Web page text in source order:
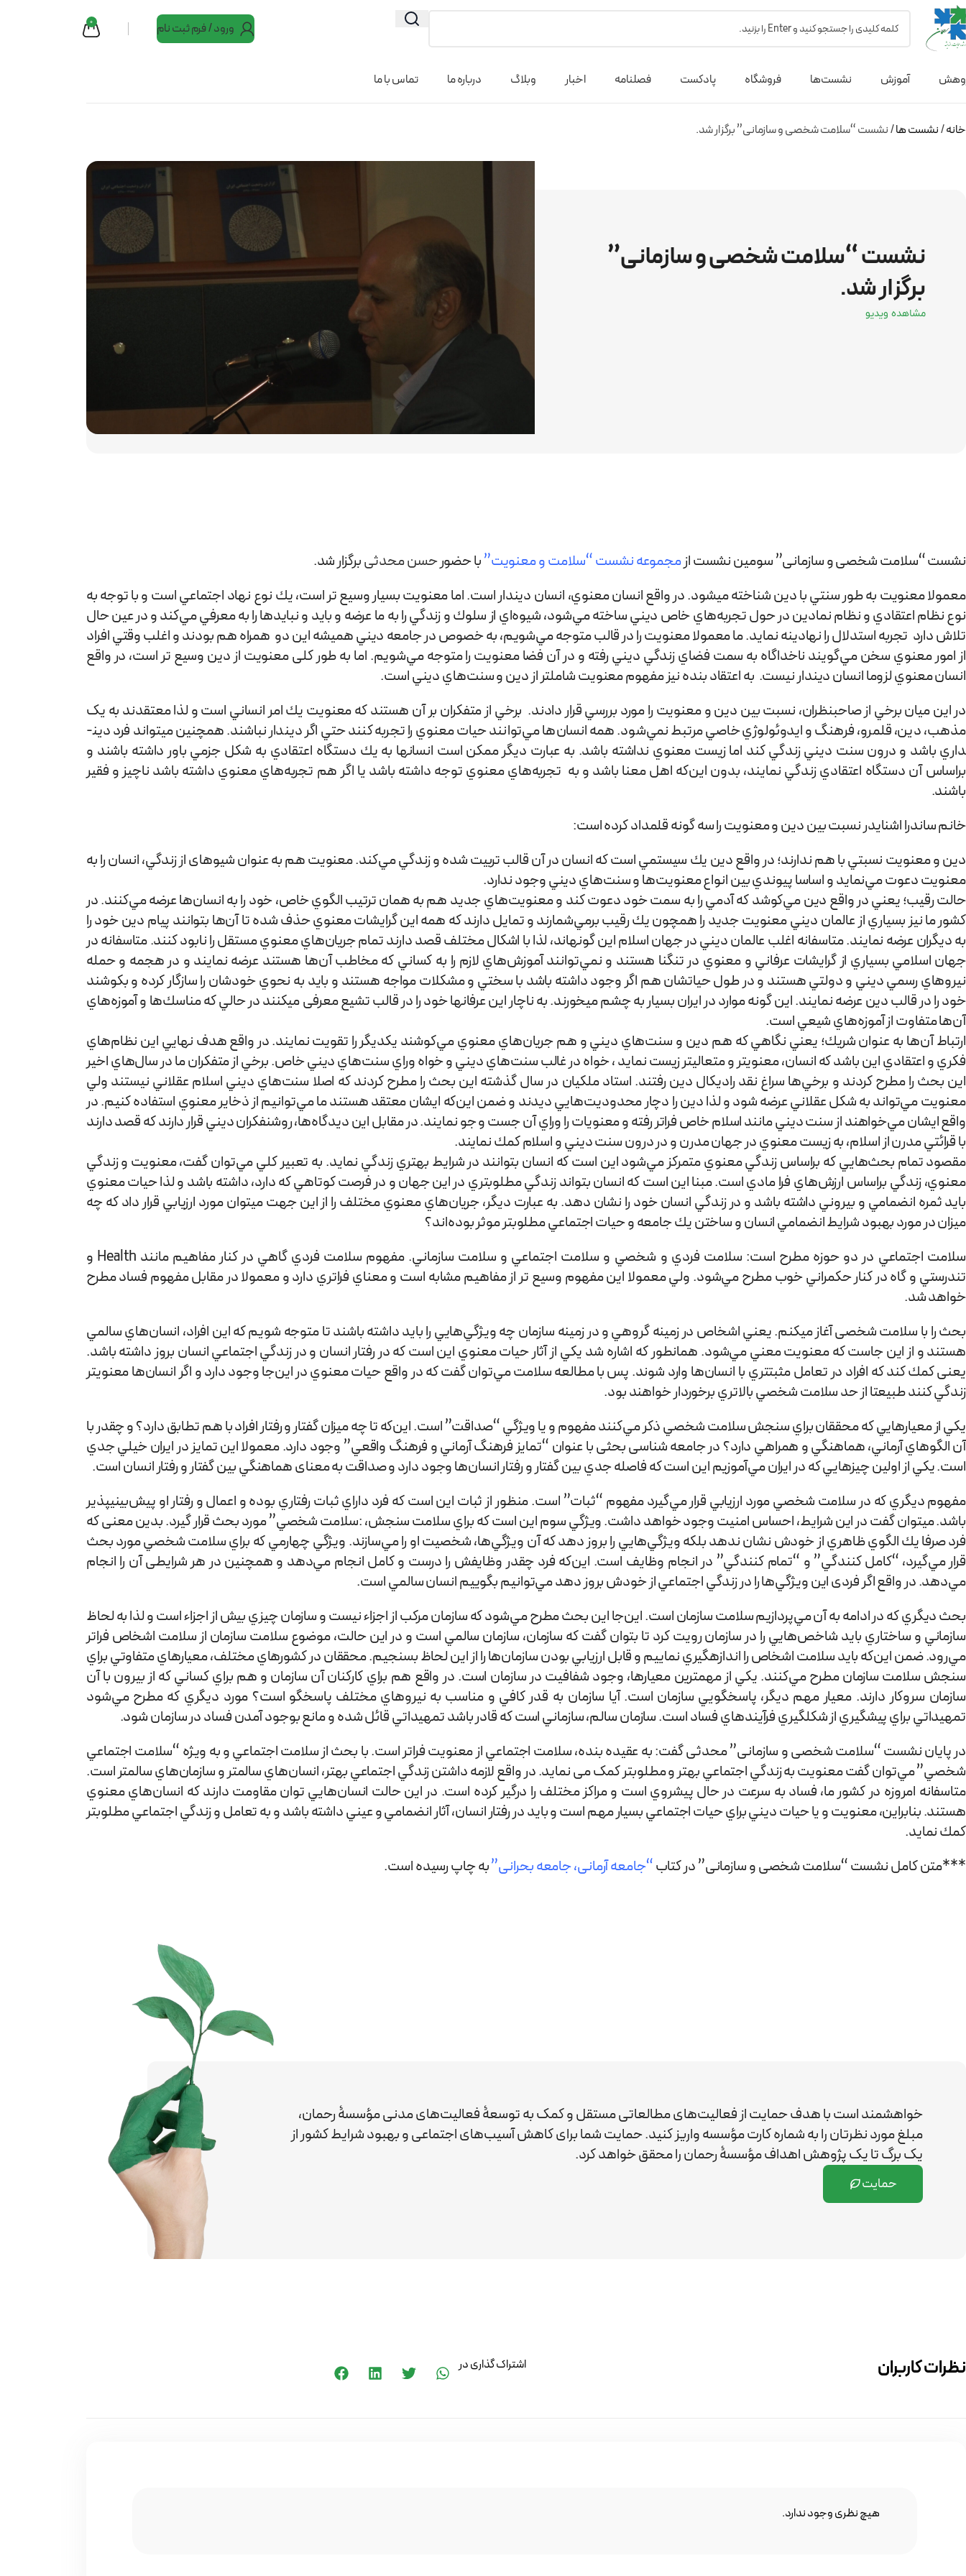
ورود / فرم ثبت نام 0
آموزش نشست‌ها فروشگاه پادکست فصلنامه اخبار وبلاگ درباره ما تماس با ما
خانه نشست ها نشست “سلامت شخصی و سازمانی” برگزار شد.
نشست “سلامت شخصی و سازمانی”
برگزار شد.
مشاهده ویدیو
نشست “سلامت شخصی و سازمانی” سومین نشست ازمجموعه نشست “سلامت و معنویت”با حضورحسن محدثیبرگزار شد.
معمولا معنويت به طور سنتي با دين شناخته می­شود. در واقع انسان معنوي، انسان دين­دار است. اما معنويت بسيار وسيع تر است، يك نوع نهاد اجتماعي است و با توجه به
نوع نظام اعتقادي و نظام نمادين در حول تجربه‌هاي خاص ديني ساخته مي‌شود، شيوه‌اي از سلوك و زندگي را به ما عرضه و بايد و نبايدها را به معرفي مي‌كند و در عين حال
تلاش دارد تجربه استدلال را نهادينه نماید. ما معمولا معنويت را در قالب متوجه مي‌شويم، به خصوص در جامعه ديني هميشه اين دو همراه هم بودند و اغلب وقتي افراد
از امور معنوي سخن مي‌گويند ناخداگاه به سمت فضاي زندگي ديني رفته و در آن فضا معنويت را متوجه مي‌شويم. اما به طور کلی معنویت از دین وسیع تر است، در واقع
انسان معنوي لزوما انسان دين­دار نيست. به اعتقاد بنده نیز مفهوم معنويت شامل­تر از دين و سنت‌هاي ديني است.
در این میان برخي از صاحب­نظران، نسبت بين دين و معنويت را مورد بررسي قرار دادند. برخي از متفكران بر آن هستند كه معنويت يك امر انساني است و لذا معتقدند به یک
مذهب، دين، قلمرو، فرهنگ و ايدوئولوژي خاصي مرتبط نمي‌شود. همه انسان‌ها مي‌توانند حيات معنوي را تجربه كنند حتي اگر دين­دار نباشند. همچنین می­تواند فرد دين­
داري باشد و درون سنت ديني زندگي كند اما زيست معنوي نداشته باشد. به عبارت ديگر ممكن است انسان­ها به يك دستگاه اعتقادي به شكل جزمي باور داشته باشند و
براساس آن دستگاه اعتقادي زندگي نمایند، بدون اين‌كه اهل معنا باشد و به تجربه‌هاي معنوي توجه داشته باشد يا اگر هم تجربه‌هاي معنوي داشته باشد ناچيز و فقير
باشند.
خانم ساندرا اشنايدر نسبت بين دين و معنويت را سه گونه قلمداد كرده است:
دين و معنويت نسبتي با هم ندارند؛ در واقع دين يك سيستمي است كه انسان در آن قالب تربیت شده و زندگي مي‌كند. معنويت هم به عنوان شيوه­ای از زندگي، انسان را به
معنويت دعوت مي‌نماید و اساسا پيوندي بين انواع معنويت‌ها و سنت‌هاي ديني وجود ندارد.
حالت رقيب؛ يعني در واقع دين مي‌كوشد كه آدمي را به سمت خود دعوت ‌كند و معنويت‌هاي جديد هم به همان ترتيب الگوي خاص، خود را به انسان‌ها عرضه مي‌كنند. در
كشور ما نیز بسياري از عالمان ديني معنويت جديد را همچون يك رقيب برمي‌شمارند و تمايل دارند كه همه اين گرايشات معنوي حذف شده تا آن‌ها بتوانند پيام دين خود را
به ديگران عرضه نمایند. متاسفانه اغلب عالمان ديني در جهان اسلام اين گونه­اند، لذا با اشكال مختلف قصد دارند تمام جريان‌هاي معنوي مستقل را نابود كنند. متاسفانه در
جهان اسلامي بسياري از گرايشات عرفاني و معنوي در تنگنا هستند و نمي‌توانند آموزش‌هاي لازم را به كساني كه مخاطب آن‌ها هستند عرضه نمایند و در هجمه و حمله
نيروهاي رسمي ديني و دولتي هستند و در طول حياتشان هم اگر وجود داشته باشد با سختي و مشكلات مواجه هستند و بايد به نحوي خودشان را سازگار کرده و بكوشند
خود را در قالب دين عرضه نمایند. این گونه موارد در ایران بسیار به چشم می­خورند. به ناچار این عرفان­ها خود را در قالب تشیع معرفی می­کنند در حالي كه مناسك‌ها و آموزه‌هاي
آن‌ها متفاوت از آموزه‌هاي شيعي است.
ارتباط آن‌ها به عنوان شريك؛ يعني نگاهي که هم دين و سنت‌هاي ديني و هم جريان‌هاي معنوي مي‌كوشند یکدیگر را تقويت ‌نمایند. در واقع هدف نهايي این نظام‌هاي
فكري و اعتقادي اين باشد كه انسان، معنوي­تر و متعالي­تر زيست نماید ، خواه در غالب سنت‌هاي ديني و خواه وراي سنت‌هاي ديني خاص. برخي از متفكران ما در سال‌هاي اخير
اين بحث را مطرح كردند و برخي‌ها سراغ نقد راديكال دين رفتند. استاد ملكيان در سال گذشته اين بحث را مطرح كردند كه اصلا سنت‌هاي ديني اسلام عقلاني نيستند ولي
معنويت مي‌تواند به شكل عقلاني عرضه شود و لذا دين را دچار محدوديت‌هايي ديدند و ضمن اين‌كه ايشان معتقد هستند ما مي‌توانيم از ذخاير معنوي استفاده كنيم. در
واقع ایشان مي‌خواهند از سنت ديني مانند اسلام خاص فراتر رفته و معنويات را وراي آن جست و جو نمایند. در مقابل اين ديدگاه‌ها، روشنفكران ديني قرار دارند كه قصد دارند
با قرائتي مدرن از اسلام، به زيست معنوي در جهان مدرن و در درون سنت ديني و اسلام كمك نمایند.
مقصود تمام بحث‌هايي كه براساس زندگي معنوي متمركز مي‌شود اين است كه انسان بتوانند در شرايط بهتري زندگي نماید. به تعبير كلي مي‌توان گفت، معنويت و زندگي
معنوي، زندگي براساس ارزش‌هاي فرا مادي است. مبنا اين است كه انسان بتواند زندگي مطلوب­تري در اين جهان و در فرصت كوتاهي كه دارد، داشته باشد و لذا حيات معنوي
بايد ثمره انضمامي و بيروني داشته باشد و در زندگي انسان خود را نشان دهد. به عبارت ديگر، جريان‌هاي معنوي مختلف را از اين جهت می­توان مورد ارزيابي قرار داد كه چه
میزان در مورد بهبود شرايط انضمامي انسان و ساختن يك جامعه و حيات اجتماعي مطلوب­تر موثر بود‌ه‌­اند؟
سلامت اجتماعي در دو حوزه مطرح است: سلامت فردي و شخصي و سلامت اجتماعي و سلامت سازماني. مفهوم سلامت فردي گاهي در كنار مفاهيم مانند Health و
تندرستي و گاه در كنار حكمراني خوب مطرح مي‌شود. ولي معمولا اين مفهوم وسيع تر از مفاهيم مشابه است و معناي فراتري دارد و معمولا در مقابل مفهوم فساد مطرح
خواهد شد.
بحث را با سلامت شخصی آغاز می­کنم. يعني اشخاص در زمينه گروهي و در زمينه سازمان چه ويژگي‌هايي را بايد داشته باشند تا متوجه شويم كه اين‌ افراد، انسان‌هاي سالمي
هستند و از این جاست که معنويت معني مي‌شود. همانطور که اشاره شد يكي از آثار حيات معنوي اين است كه در رفتار انسان و در زندگي اجتماعي انسان بروز داشته باشد.
يعنی كمك كند كه افراد در تعامل مثبت­تري با انسان‌ها وارد شوند. پس با مطالعه سلامت مي‌توان گفت كه در واقع حيات معنوي در اين‌جا وجود دارد و اگر انسان‌ها معنوي­تر
زندگي كنند طبيعتا از حد سلامت شخصي بالاتري برخوردار خواهند بود.
يكي از معيارهايي كه محققان براي سنجش سلامت شخصي ذكر مي‌كنند مفهوم و يا ويژگي “صداقت” است. اين‌كه تا چه میزان گفتار و رفتار افراد با هم تطابق دارد؟ و چقدر با
آن الگوهاي آرماني، هماهنگي و همراهي دارد؟ در جامعه شناسی بحثی با عنوان “تمايز فرهنگ آرماني و فرهنگ واقعي” وجود دارد. معمولا اين تمايز در ايران خيلي جدي
است. يكي از اولين چيزهايي كه در ايران مي‌آموزيم اين است كه فاصله جدي بين گفتار و رفتار انسان‌ها وجود دارد و صداقت به معنای هماهنگي بين گفتار و رفتار انسان است.
مفهوم ديگري كه در سلامت شخصي مورد ارزيابي قرار مي‌گيرد مفهوم “ثبات” است. منظور از ثبات این است که فرد داراي ثبات رفتاري بوده و اعمال و رفتار او پيش‌بيني­پذير
باشد. می­توان گفت در این شرایط، احساس امنیت وجود خواهد داشت. ويژگي سوم اين است كه براي سلامت سنجش، :سلامت شخصي” مورد بحث قرار ‌گيرد. بدین معنی که
فرد صرفا يك الگوي ظاهري از خودش نشان ندهد بلكه ويژگي‌هايي را بروز دهد كه آن ويژگي‌ها، شخصيت او را مي‌سازند. ويژگي چهارمي كه براي سلامت شخصي مورد بحث
قرار مي‌گيرد، “كامل كنندگي” و “تمام كنندگي” در انجام وظایف است. اين‌كه فرد چقدر وظایفش را درست و كامل انجام مي‌دهد و همچنین در هر شرايطی آن را انجام
مي‌دهد. در واقع اگر فردی اين ويژگي‌ها را در زندگي اجتماعي از خودش بروز دهد مي‌توانيم بگوييم انسان سالمي است.
بحث ديگري كه در ادامه به آن مي‌پردازیم سلامت سازمان است. اين‌جا اين بحث مطرح مي‌شود كه سازمان مركب از اجزاء نيست و سازمان چيزي بيش از اجزاء است و لذا به لحاظ
سازماني و ساختاري بايد شاخص‌هايي را در سازمان رویت کرد تا بتوان گفت كه سازمان، سازمان سالمي است و در این حالت، موضوع سلامت سازمان از سلامت اشخاص فراتر
مي‌رود. ضمن اين‌كه بايد سلامت اشخاص را اندازه­گيري نماییم و قابل ارزيابي بودن سازمان‌ها را از این لحاظ بسنجيم. محققان در كشورهاي مختلف، معيارهاي متفاوتي براي
سنجش سلامت سازمان مطرح مي‌كنند. یکي از مهم­ترين معيارها، وجود شفافيت در سازمان است. در واقع هم براي كاركنان آن سازمان و هم براي كساني كه از بيرون با آن
سازمان سروكار دارند. معیار مهم دیگر، پاسخگويي سازمان است. آيا سازمان به قدر كافي و مناسب به نيروهاي مختلف پاسخگو است؟ مورد ديگري كه مطرح مي‌شود
تمهيداتي براي پيشگيري از شكل­گيري فرآيندهاي فساد است. سازمان سالم، سازماني است كه قادر باشد تمهيداتي قائل شده و مانع بوجود آمدن فساد در سازمان شود.
در پایان نشست “سلامت شخصی و سازمانی” محدثی گفت: به عقیده بنده، سلامت اجتماعي از معنويت فراتر است. با بحث از سلامت اجتماعي و به ويژه “سلامت اجتماعي
شخصي” مي‌توان گفت معنويت به زندگي اجتماعي بهتر و مطلوب­تر کمک می نماید. در واقع لازمه داشتن زندگي اجتماعي بهتر، انسان‌هاي سالم­تر و سازمان‌هاي سالم­تر است.
متاسفانه امروزه در كشور ما، فساد به سرعت در حال پيشروي است و مراكز مختلف را درگیر کرده است. در اين‌ حالت انسان‌هايي توان مقاومت دارند كه انسان‌هاي معنوي
هستند. بنابراين، معنويت و يا حيات ديني براي حيات اجتماعي بسیار مهم است و بايد در رفتار انسان، آثار انضمامي و عيني داشته باشد و به تعامل و زندگي اجتماعي مطلوب­تر
كمك نماید.
***‌متن کامل نشست “سلامت شخصی و سازمانی” در کتاب“جامعه آرمانی، جامعه بحرانی”به چاپ رسیده است.
خواهشمند است با هدف حمایت از فعالیت‌های مطالعاتی مستقل و کمک به توسعۀ فعالیت‌های مدنی مؤسسۀ رحمان،
مبلغ مورد نظرتان را به شماره کارت مؤسسه واریز کنید. حمایت شما برای کاهش آسیب‌های اجتماعی و بهبود شرایط کشوراز
یک برگ تا یک پژوهش اهداف مؤسسۀ رحمان رامحقق خواهد کرد.
حمایت
نظرات کاربران اشتراک گذاری در
هیچ نظری وجود ندارد.